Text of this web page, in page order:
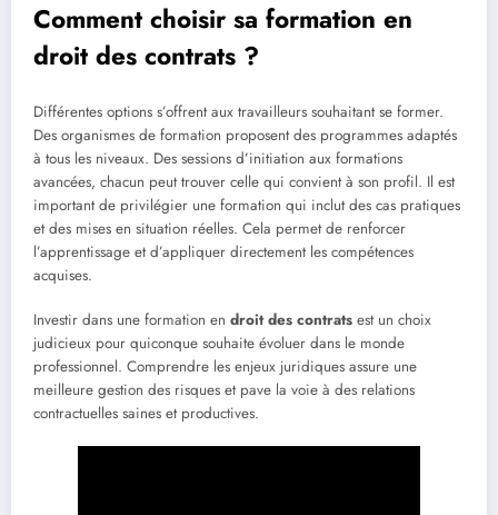
Comment choisir sa formation en
droit des contrats ?
Différentes options s’offrent aux travailleurs souhaitant se former.
Des organismes de formation proposent des programmes adaptés
à tous les niveaux. Des sessions d’initiation aux formations
avancées, chacun peut trouver celle qui convient à son profil. Il est
important de privilégier une formation qui inclut des cas pratiques
et des mises en situation réelles. Cela permet de renforcer
l’apprentissage et d’appliquer directement les compétences
acquises.
Investir dans une formation en droit des contrats est un choix
judicieux pour quiconque souhaite évoluer dans le monde
professionnel. Comprendre les enjeux juridiques assure une
meilleure gestion des risques et pave la voie à des relations
contractuelles saines et productives.